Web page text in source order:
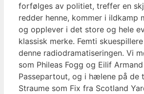
forfølges av politiet, treffer en
redder henne, kommer i ildkamp
og opplever i det store og hele
klassisk merke. Femti
denne radiodramatiseringen. Vi
som Phileas Fogg og Eilif
Passepartout, og i hælene på de
Straume som Fix fra Scotland